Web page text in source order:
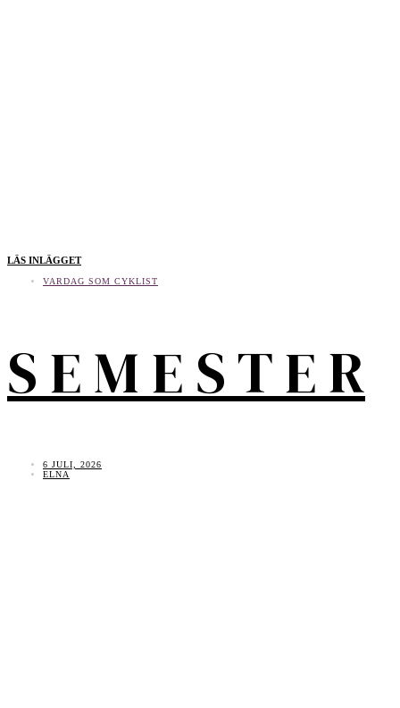
LÄS INLÄGGET
VARDAG SOM CYKLIST
S E M E S T E R
6 JULI, 2026
ELNA